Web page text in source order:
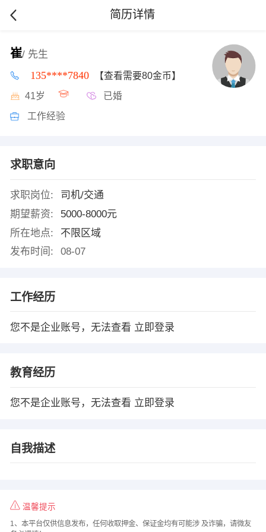
简历详情
崔/ 先生
135****7840 【查看需要80金币】
41岁 已婚
工作经验
求职意向
求职岗位:
司机/交通
期望薪资:
5000-8000元
所在地点:
不限区域
发布时间:
08-07
工作经历
您不是企业账号，无法查看 立即登录
教育经历
您不是企业账号，无法查看 立即登录
自我描述
温馨提示
1、本平台仅供信息发布，任何收取押金、保证金均有可能涉 及诈骗，请微友